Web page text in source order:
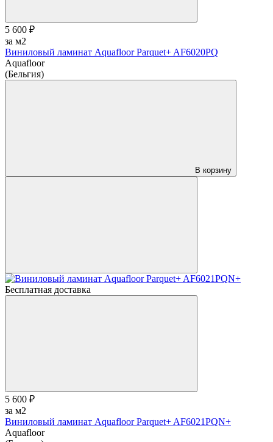
5 600 ₽
за м2
Виниловый ламинат Aquafloor Parquet+ AF6020PQ
Aquafloor
(Бельгия)
В корзину
Бесплатная доставка
5 600 ₽
за м2
Виниловый ламинат Aquafloor Parquet+ AF6021PQN+
Aquafloor